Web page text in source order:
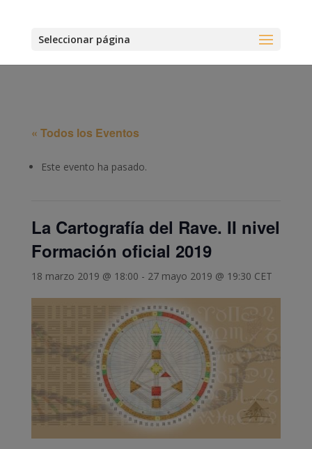
Seleccionar página
« Todos los Eventos
Este evento ha pasado.
La Cartografía del Rave. II nivel
Formación oficial 2019
18 marzo 2019 @ 18:00 - 27 mayo 2019 @ 19:30 CET